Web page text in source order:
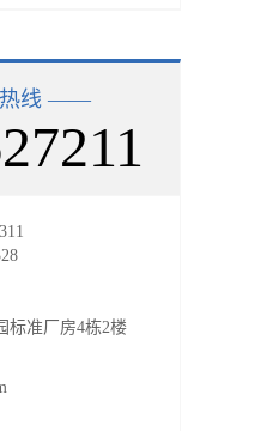
线 ——
标准厂房4栋2楼